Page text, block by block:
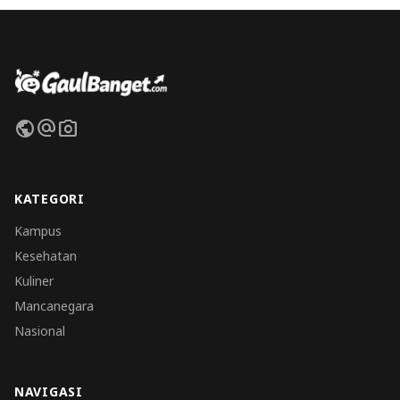
publicalternate_emailphoto_camera
KATEGORI
Kampus
Kesehatan
Kuliner
Mancanegara
Nasional
NAVIGASI